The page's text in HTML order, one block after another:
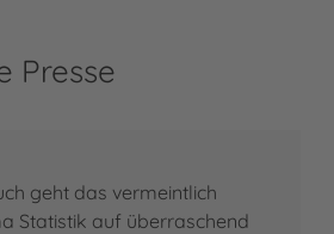
Presse
geht das vermeintlich
Statistik auf überraschend